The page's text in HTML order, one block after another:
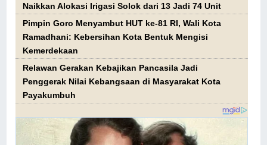
Naikkan Alokasi Irigasi Solok dari 13 Jadi 74 Unit
Pimpin Goro Menyambut HUT ke-81 RI, Wali Kota
Ramadhani: Kebersihan Kota Bentuk Mengisi
Kemerdekaan
Relawan Gerakan Kebajikan Pancasila Jadi
Penggerak Nilai Kebangsaan di Masyarakat Kota
Payakumbuh